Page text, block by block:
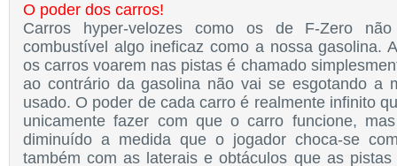
O poder dos carros!
Carros hyper-velozes como os de F-Zero
combustível algo ineficaz como a nossa gasolina.
os carros voarem nas pistas é chamado
ao contrário da gasolina não vai se esgotando a
usado. O poder de cada carro é realmente infinito
unicamente fazer com que o carro funcione,
diminuído a medida que o jogador choca-se
também com as laterais e obtáculos que as